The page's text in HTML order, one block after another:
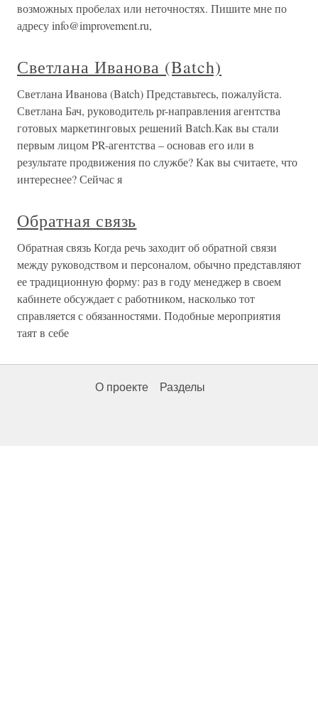
возможных пробелах или неточностях. Пишите мне по
адресу info@improvement.ru,
Светлана Иванова (Batch)
Светлана Иванова (Batch) Представьтесь, пожалуйста.
Светлана Бач, руководитель pr-направления агентства
готовых маркетинговых решений Batch.Как вы стали
первым лицом PR-агентства – основав его или в
результате продвижения по службе? Как вы считаете, что
интереснее? Сейчас я
Обратная связь
Обратная связь Когда речь заходит об обратной связи
между руководством и персоналом, обычно представляют
ее традиционную форму: раз в году менеджер в своем
кабинете обсуждает с работником, насколько тот
справляется с обязанностями. Подобные мероприятия
таят в себе
О проекте Разделы